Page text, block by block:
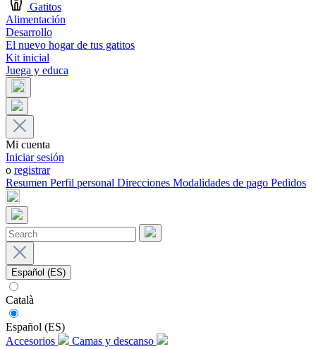
Gatitos
Alimentación
Desarrollo
El nuevo hogar de tus gatitos
Kit inicial
Juega y educa
Mi cuenta
Iniciar sesión
o registrar
Resumen Perfil personal Direcciones Modalidades de pago Pedidos
Español (ES)
Català
Español (ES)
Accesorios
Camas y descanso